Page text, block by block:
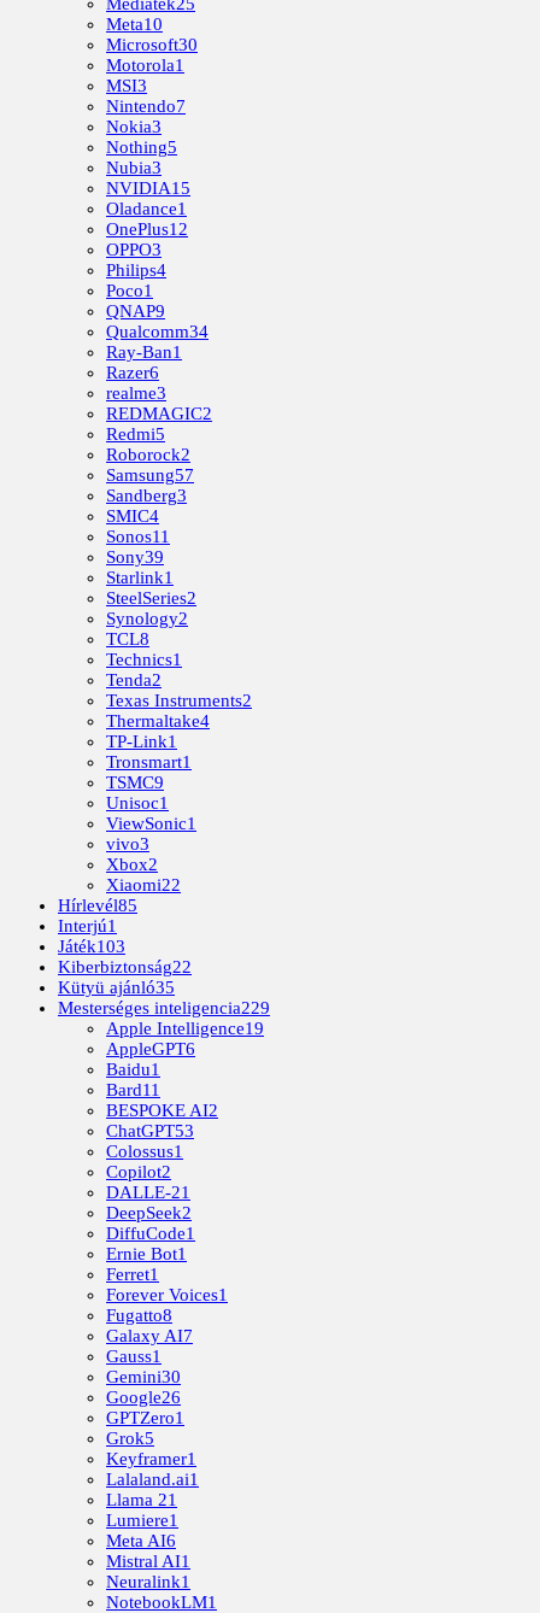
Meta10
Microsoft30
Motorola1
MSI3
Nintendo7
Nokia3
Nothing5
Nubia3
NVIDIA15
Oladance1
OnePlus12
OPPO3
Philips4
Poco1
QNAP9
Qualcomm34
Ray-Ban1
Razer6
realme3
REDMAGIC2
Redmi5
Roborock2
Samsung57
Sandberg3
SMIC4
Sonos11
Sony39
Starlink1
SteelSeries2
Synology2
TCL8
Technics1
Tenda2
Texas Instruments2
Thermaltake4
TP-Link1
Tronsmart1
TSMC9
Unisoc1
ViewSonic1
vivo3
Xbox2
Xiaomi22
Hírlevél85
Interjú1
Játék103
Kiberbiztonság22
Kütyü ajánló35
Mesterséges inteligencia229
Apple Intelligence19
AppleGPT6
Baidu1
Bard11
BESPOKE AI2
ChatGPT53
Colossus1
Copilot2
DALLE-21
DeepSeek2
DiffuCode1
Ernie Bot1
Ferret1
Forever Voices1
Fugatto8
Galaxy AI7
Gauss1
Gemini30
Google26
GPTZero1
Grok5
Keyframer1
Lalaland.ai1
Llama 21
Lumiere1
Meta AI6
Mistral AI1
Neuralink1
NotebookLM1